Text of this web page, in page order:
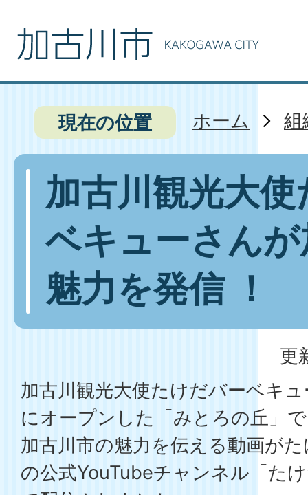
現在の位置 ホーム 組
加古川観光大
ベキューさん
魅力を発信 ！
更
加古川観光大使たけだバーベキ
にオープンした「みとろの丘」
加古川市の魅力を伝える動画が
の公式YouTubeチャンネル「た